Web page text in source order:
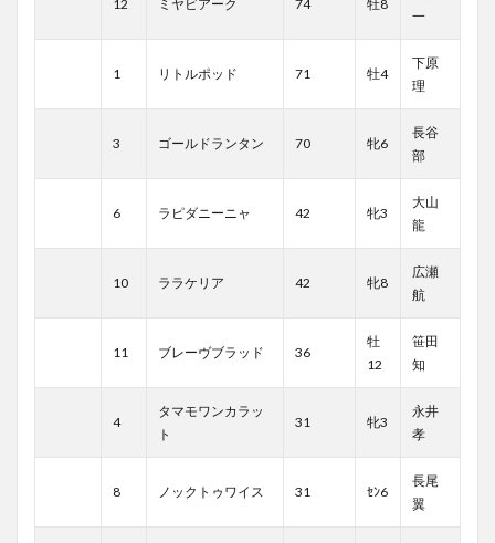
12 ミヤビアーク 74 牡8
一
1 リトルポッド 71 牡4
下原
理
3 ゴールドランタン 70 牝6
長谷
部
6 ラピダニーニャ 42 牝3
大山
龍
10 ララケリア 42 牝8
広瀬
航
11 ブレーヴブラッド 36
牡
12
笹田
知
4
タマモワンカラッ
ト
31 牝3
永井
孝
8 ノックトゥワイス 31 ｾﾝ6
長尾
翼